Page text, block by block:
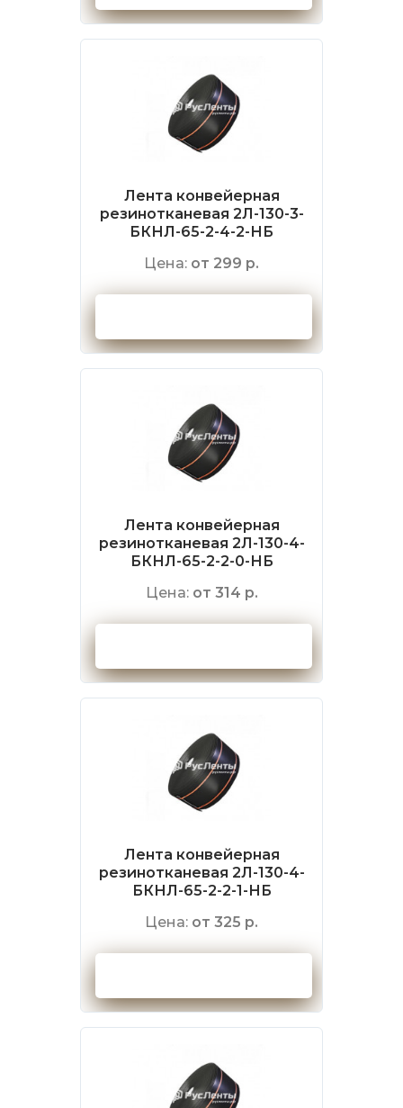
Лента конвейерная
резинотканевая 2Л-130-3-
БКНЛ-65-2-4-2-НБ
Цена: от 299 р.
Лента конвейерная
резинотканевая 2Л-130-4-
БКНЛ-65-2-2-0-НБ
Цена: от 314 р.
Лента конвейерная
резинотканевая 2Л-130-4-
БКНЛ-65-2-2-1-НБ
Цена: от 325 р.